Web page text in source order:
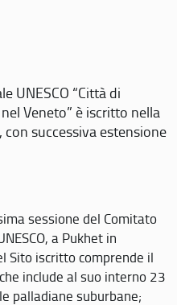
UNESCO “Città di
Veneto” è iscritto nella
successiva estensione
sessione del Comitato
a Pukhet in
Sito iscritto comprende il
include al suo interno 23
palladiane suburbane;